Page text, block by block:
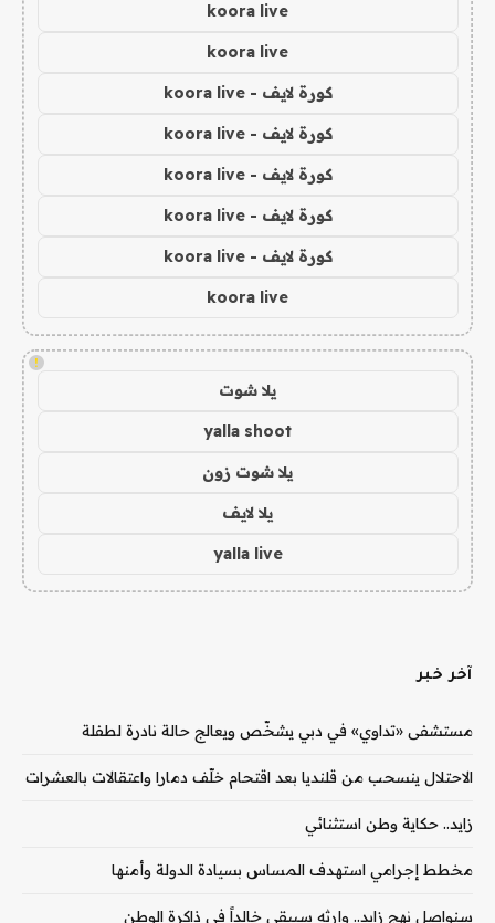
koora live
koora live
كورة لايف - koora live
كورة لايف - koora live
كورة لايف - koora live
كورة لايف - koora live
كورة لايف - koora live
koora live
!
يلا شوت
yalla shoot
يلا شوت زون
يلا لايف
yalla live
آخر خبر
مستشفى «تداوي» في دبي يشخّص ويعالج حالة نادرة لطفلة
الاحتلال ينسحب من قلنديا بعد اقتحام خلّف دمارا واعتقالات بالعشرات
زايد.. حكاية وطن استثنائي
مخطط إجرامي استهدف المساس بسيادة الدولة وأمنها
سنواصل نهج زايد.. وإرثه سيبقى خالداً في ذاكرة الوطن